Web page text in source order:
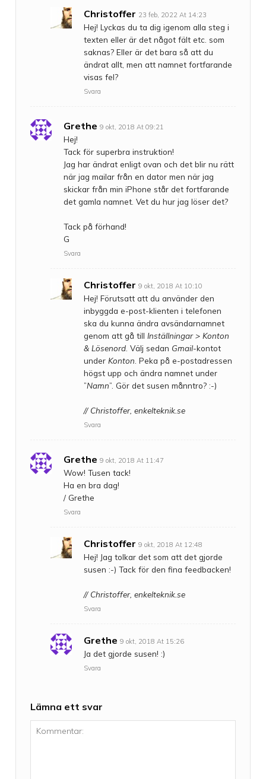
Christoffer 23 feb, 2022 At 14:23
Hej! Lyckas du ta dig igenom alla steg i
texten eller är det något fält etc. som
saknas? Eller är det bara så att du
ändrat allt, men att namnet fortfarande
visas fel?
Svara
Grethe 9 okt, 2018 At 09:21
Hej!
Tack för superbra instruktion!
Jag har ändrat enligt ovan och det blir nu rätt
när jag mailar från en dator men när jag
skickar från min iPhone står det fortfarande
det gamla namnet. Vet du hur jag löser det?
Tack på förhand!
G
Svara
Christoffer 9 okt, 2018 At 10:10
Hej! Förutsatt att du använder den
inbyggda e-post-klienten i telefonen
ska du kunna ändra avsändarnamnet
genom att gå till Inställningar > Konton
& Lösenord . Välj sedan Gmail-kontot
under Konton . Peka på e-postadressen
högst upp och ändra namnet under
”Namn”. Gör det susen månntro? :-)
// Christoffer, enkelteknik.se
Svara
Grethe 9 okt, 2018 At 11:47
Wow! Tusen tack!
Ha en bra dag!
/ Grethe
Svara
Christoffer 9 okt, 2018 At 12:48
Hej! Jag tolkar det som att det gjorde
susen :-) Tack för den fina feedbacken!
// Christoffer, enkelteknik.se
Svara
Grethe 9 okt, 2018 At 15:26
Ja det gjorde susen! :)
Svara
Lämna ett svar